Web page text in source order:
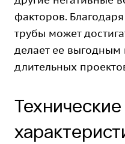
факторов.
трубы может
делает ее
длительных
Технические